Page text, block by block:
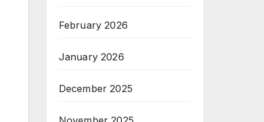
February 2026
January 2026
December 2025